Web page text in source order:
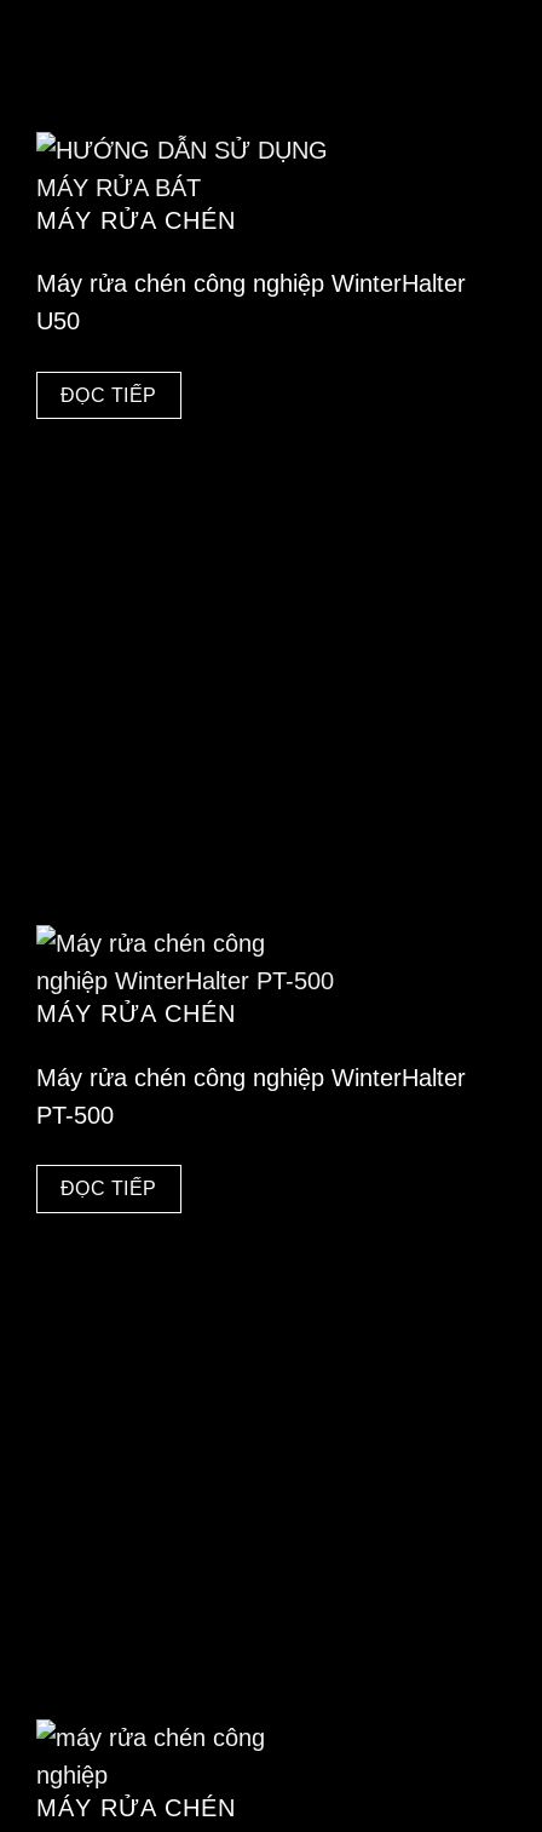
MÁY RỬA CHÉN
Máy rửa chén công nghiệp WinterHalter
U50
ĐỌC TIẾP
MÁY RỬA CHÉN
Máy rửa chén công nghiệp WinterHalter
PT-500
ĐỌC TIẾP
MÁY RỬA CHÉN